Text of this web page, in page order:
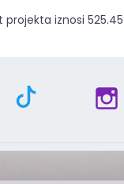
projekta iznosi